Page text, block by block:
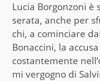
Lucia Borgonzoni è
serata, anche per
chi, a cominciare
Bonaccini, la
costantemente
mi vergogno di